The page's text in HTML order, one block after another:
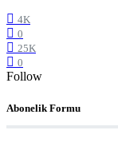
4K
0
25K
0
Follow
Abonelik Formu